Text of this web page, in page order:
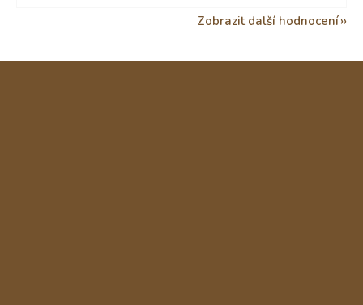
Zobrazit další hodnocení